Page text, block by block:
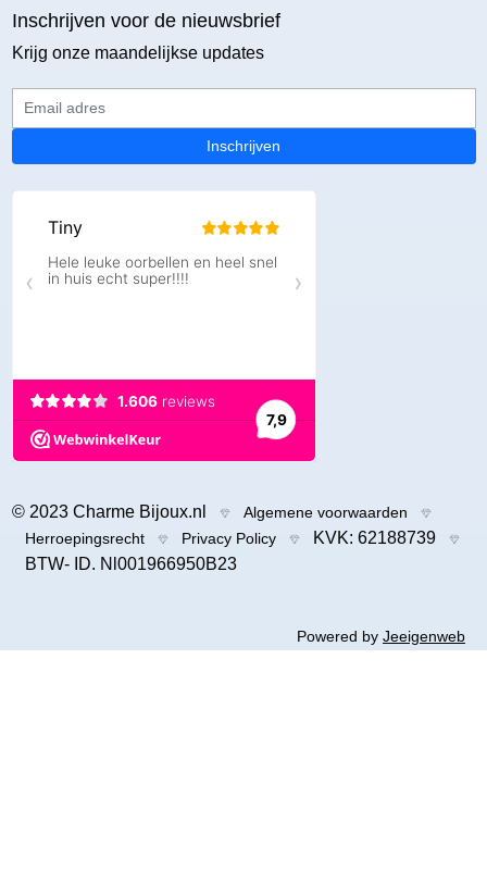
Inschrijven voor de nieuwsbrief
Krijg onze maandelijkse updates
Email adres
Inschrijven
© 2023 Charme Bijoux.nl
Algemene voorwaarden
Herroepingsrecht
Privacy Policy
KVK: 62188739
BTW- ID. Nl001966950B23
Powered by Jeeigenweb